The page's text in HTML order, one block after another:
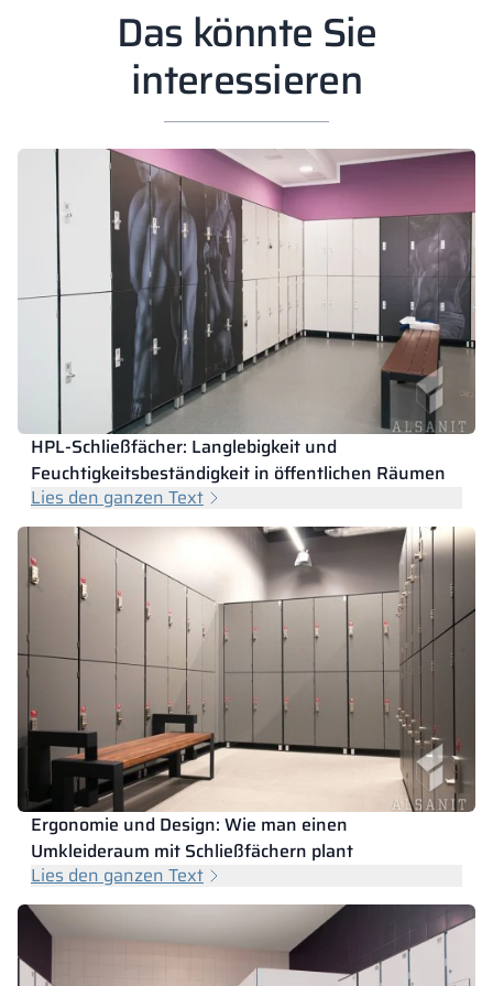
Das könnte Sie
interessieren
HPL-Schließfächer: Langlebigkeit und
Feuchtigkeitsbeständigkeit in öffentlichen Räumen
Lies den ganzen Text
Ergonomie und Design: Wie man einen
Umkleideraum mit Schließfächern plant
Lies den ganzen Text